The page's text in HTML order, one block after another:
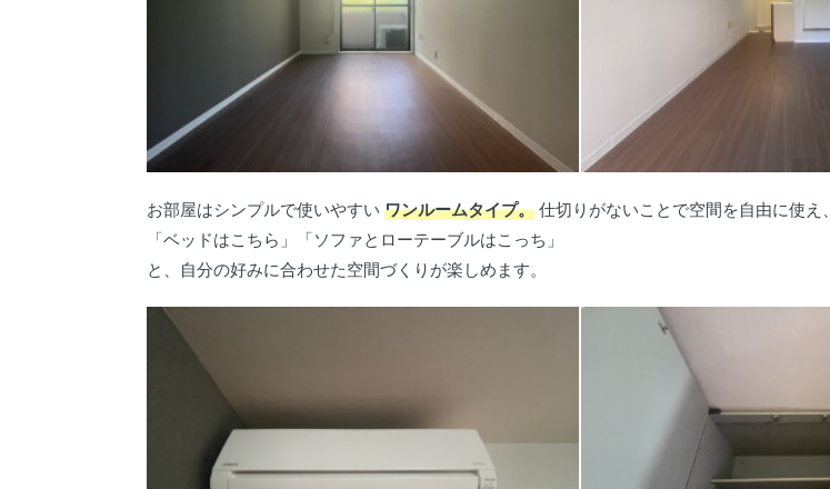
お部屋はシンプルで使いやすい ワンルームタイプ。 仕切りがないことで空間を自由に使え、
「ベッドはこちら」「ソファとローテーブルはこっち」
と、自分の好みに合わせた空間づくりが楽しめます。